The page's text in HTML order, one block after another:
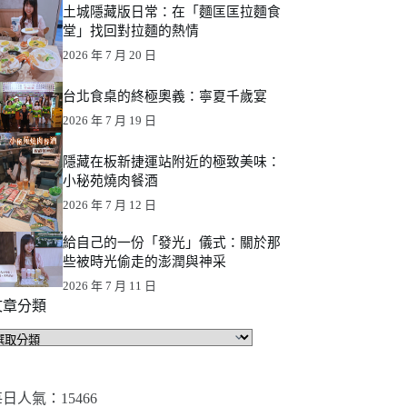
土城隱藏版日常：在「麵匡匡拉麵食
堂」找回對拉麵的熱情
2026 年 7 月 20 日
台北食桌的終極奧義：寧夏千歲宴
2026 年 7 月 19 日
隱藏在板新捷運站附近的極致美味：
小秘苑燒肉餐酒
2026 年 7 月 12 日
給自己的一份「發光」儀式：關於那
些被時光偷走的澎潤與神采
2026 年 7 月 11 日
分類
人氣：15466